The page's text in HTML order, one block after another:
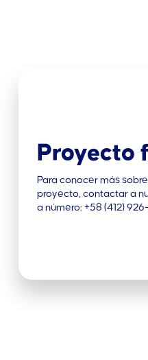
Proyecto
Para conocer más
proyecto, contactar a
a número: +58 (412)